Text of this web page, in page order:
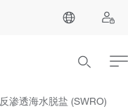
反渗透海水脱盐 (SWRO)